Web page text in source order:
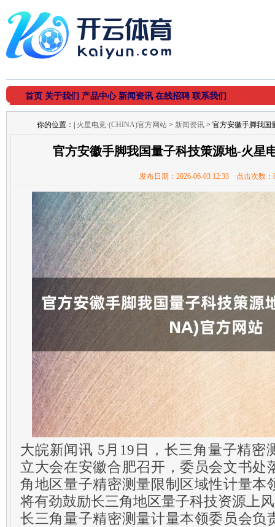
首页 关于我们 产品中心 新闻资讯 在线招聘 联系我们
你的位置： 火星电竞·(CHINA)官方网站 > 新闻资讯 > 官方安徽手脚我国
官方安徽手脚我国量子科技策源地-火星
发布日期：2026-06-03 12:33 点击次数：
大皖新闻讯 5月19日，长三角量子精密
立大会在安徽合肥召开，委员会文书处
角地区量子精密测量限制区域性计量本
将有劲鼓励长三角地区量子科技资源上
长三角量子精密测量计量本领委员会负